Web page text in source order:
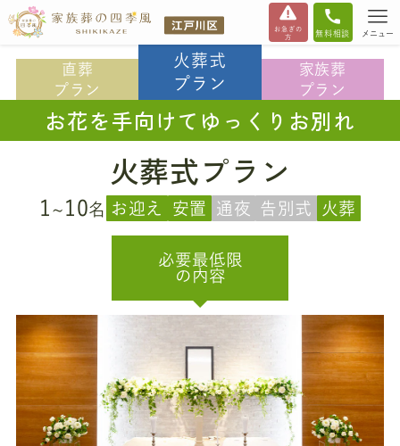
お急ぎの
方
無料相談 メニュー
直葬
プラン
火葬式
プラン
家族葬
プラン
お花を手向けてゆっくりお別れ
火葬式プラン
1 ~ 10名 お迎え 安置 通夜 告別式 火葬
必要最低限
の内容